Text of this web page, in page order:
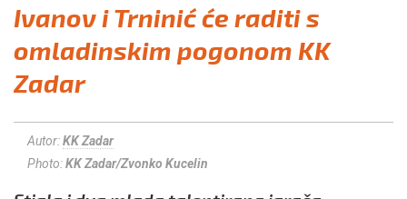
Ivanov i Trninić će raditi s
omladinskim pogonom KK
Zadar
Autor:KK Zadar
Photo:KK Zadar/Zvonko Kucelin